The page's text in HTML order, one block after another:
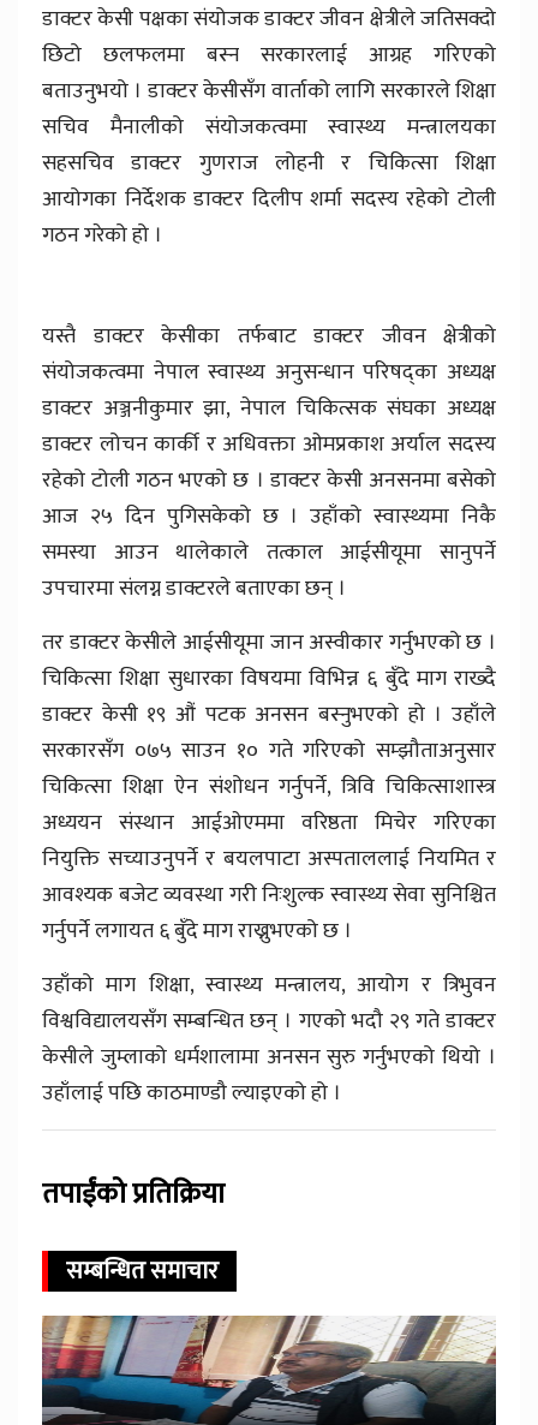
डाक्टर केसी पक्षका संयोजक डाक्टर जीवन क्षेत्रीले जतिसक्दो
छिटो छलफलमा बस्न सरकारलाई आग्रह गरिएको
बताउनुभयो । डाक्टर केसीसँग वार्ताको लागि सरकारले शिक्षा
सचिव मैनालीको संयोजकत्वमा स्वास्थ्य मन्त्रालयका
सहसचिव डाक्टर गुणराज लोहनी र चिकित्सा शिक्षा
आयोगका निर्देशक डाक्टर दिलीप शर्मा सदस्य रहेको टोली
गठन गरेको हो ।
यस्तै डाक्टर केसीका तर्फबाट डाक्टर जीवन क्षेत्रीको
संयोजकत्वमा नेपाल स्वास्थ्य अनुसन्धान परिषद्का अध्यक्ष
डाक्टर अञ्जनीकुमार झा, नेपाल चिकित्सक संघका अध्यक्ष
डाक्टर लोचन कार्की र अधिवक्ता ओमप्रकाश अर्याल सदस्य
रहेको टोली गठन भएको छ । डाक्टर केसी अनसनमा बसेको
आज २५ दिन पुगिसकेको छ । उहाँको स्वास्थ्यमा निकै
समस्या आउन थालेकाले तत्काल आईसीयूमा सानुपर्ने
उपचारमा संलग्न डाक्टरले बताएका छन् ।
तर डाक्टर केसीले आईसीयूमा जान अस्वीकार गर्नुभएको छ ।
चिकित्सा शिक्षा सुधारका विषयमा विभिन्न ६ बुँदे माग राख्दै
डाक्टर केसी १९ औं पटक अनसन बस्नुभएको हो । उहाँले
सरकारसँग ०७५ साउन १० गते गरिएको सम्झौताअनुसार
चिकित्सा शिक्षा ऐन संशोधन गर्नुपर्ने, त्रिवि चिकित्साशास्त्र
अध्ययन संस्थान आईओएममा वरिष्ठता मिचेर गरिएका
नियुक्ति सच्याउनुपर्ने र बयलपाटा अस्पताललाई नियमित र
आवश्यक बजेट व्यवस्था गरी निःशुल्क स्वास्थ्य सेवा सुनिश्चित
गर्नुपर्ने लगायत ६ बुँदे माग राख्नुभएको छ ।
उहाँको माग शिक्षा, स्वास्थ्य मन्त्रालय, आयोग र त्रिभुवन
विश्वविद्यालयसँग सम्बन्धित छन् । गएको भदौ २९ गते डाक्टर
केसीले जुम्लाको धर्मशालामा अनसन सुरु गर्नुभएको थियो ।
उहाँलाई पछि काठमाण्डौ ल्याइएको हो ।
तपाईंको प्रतिक्रिया
सम्बन्धित समाचार